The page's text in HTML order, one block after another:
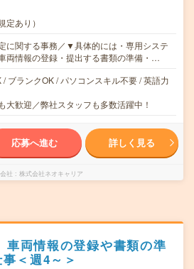
定あり）
に関する事務／▼具体的には・専用システ
両情報の登録・提出する書類の準備・…
/ ブランクOK / パソコンスキル不要 / 英語力
大歓迎／弊社スタッフも多数活躍中！
応募へ進む 詳しく見る
社 株式会社ネオキャリア
車両情報の登録や書類の準
＜週4～＞